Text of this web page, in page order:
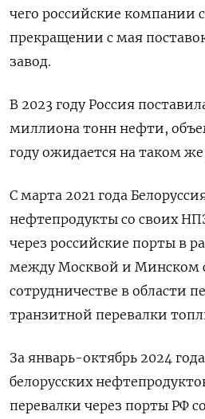
чего российские компании
прекращении с мая
завод.
В 2023 году Россия
миллиона тонн нефти,
году ожидается на таком же
С марта 2021 года
нефтепродукты со своих
через российские порты в
между Москвой и Минском
сотрудничестве в области
транзитной перевалки
За январь-октябрь 2024
белорусских
перевалки через порты РФ